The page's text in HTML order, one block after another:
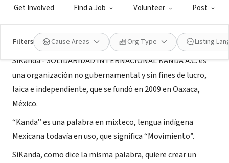
Get Involved Find a Job Volunteer Post
Filters Cause Areas Org Type Listing
About Us
SiKanda - SOLIDARIDAD INTERNACIONAL KANDA A.C. es
una organización no gubernamental y sin fines de lucro,
laica e independiente, que se fundó en 2009 en Oaxaca,
México.
“Kanda” es una palabra en mixteco, lengua indígena
Mexicana todavía en uso, que significa “Movimiento”.
SiKanda, como dice la misma palabra, quiere crear un